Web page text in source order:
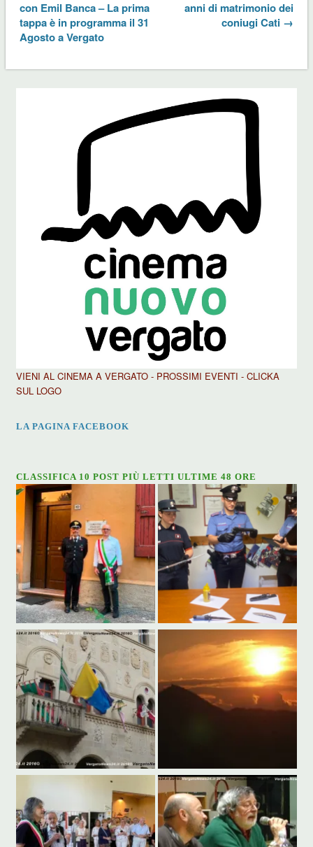
con Emil Banca – La prima
tappa è in programma il 31
Agosto a Vergato
anni di matrimonio dei
coniugi Cati →
VIENI AL CINEMA A VERGATO - PROSSIMI EVENTI - CLICKA
SUL LOGO
LA PAGINA FACEBOOK
CLASSIFICA 10 POST PIÙ LETTI ULTIME 48 ORE